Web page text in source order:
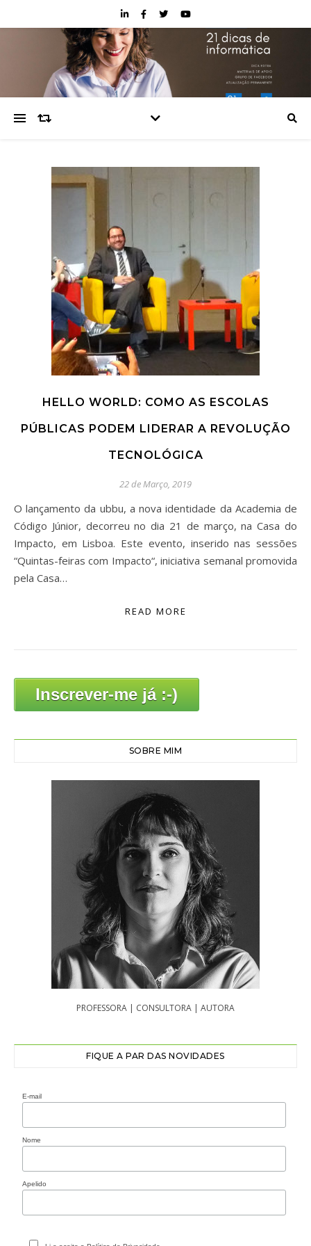
HELLO WORLD: COMO AS ESCOLAS
PÚBLICAS PODEM LIDERAR A REVOLUÇÃO
TECNOLÓGICA
22 de Março, 2019
O lançamento da ubbu, a nova identidade da Academia de
Código Júnior, decorreu no dia 21 de março, na Casa do
Impacto, em Lisboa. Este evento, inserido nas sessões
“Quintas-feiras com Impacto“, iniciativa semanal promovida
pela Casa…
READ MORE
Inscrever-me já :-)
SOBRE MIM
PROFESSORA | CONSULTORA | AUTORA
FIQUE A PAR DAS NOVIDADES
E-mail
Nome
Apelido